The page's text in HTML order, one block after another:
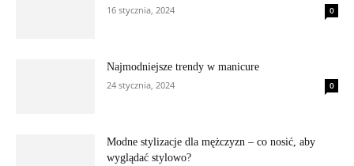
16 stycznia, 2024
0
Najmodniejsze trendy w manicure
24 stycznia, 2024
0
Modne stylizacje dla mężczyzn – co nosić, aby
wyglądać stylowo?